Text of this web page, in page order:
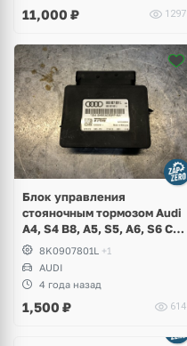
11,000 ₽ 1297
Блок управления
стояночным тормозом Audi
A4, S4 B8, A5, S5, A6, S6 C7,
A7, A8 D4
8K0907801L
+1
AUDI
4 года назад
1,500 ₽ 614